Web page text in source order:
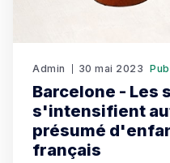
Admin 30 mai 2023
Barcelone - Les
s'intensifient
présumé
français